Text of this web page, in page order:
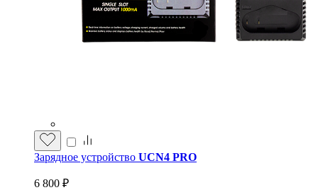
Зарядное устройство UCN4 PRO
6 800 ₽